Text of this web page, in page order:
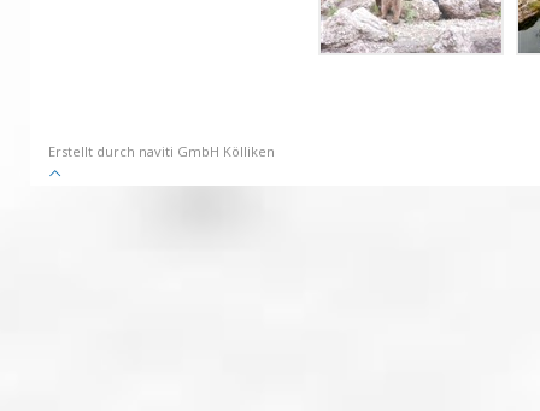
Erstellt durch naviti GmbH Kölliken